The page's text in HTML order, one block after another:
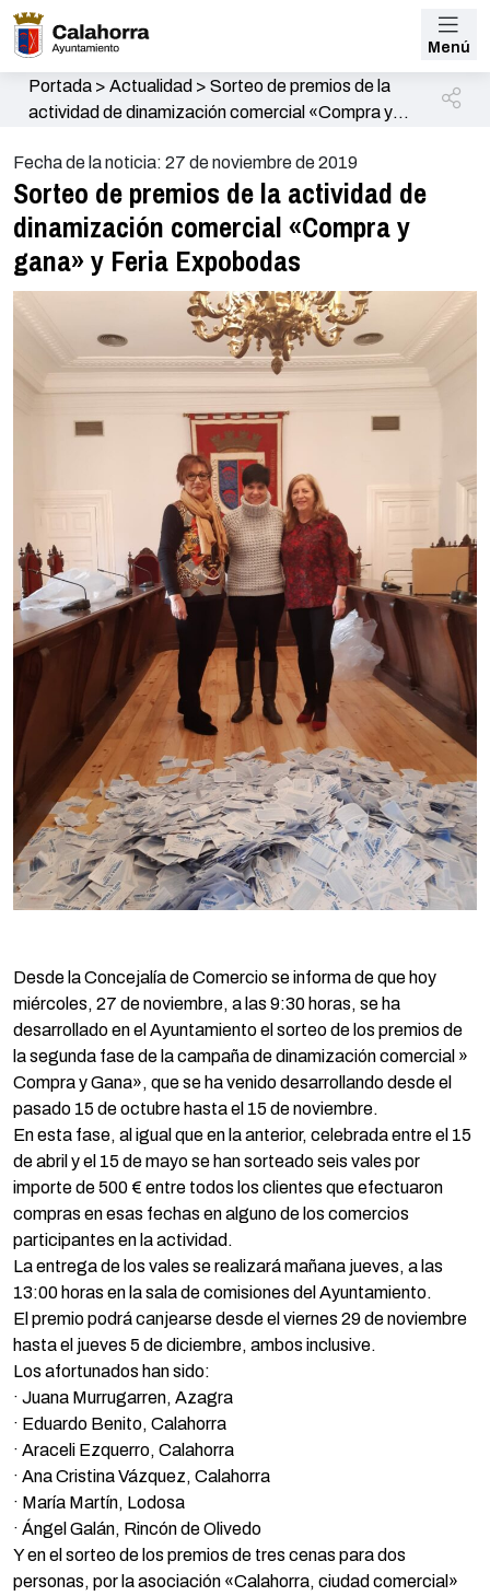
Menú
Portada> Actualidad > Sorteo de premios de la
actividad de dinamización comercial «Compra y
Fecha de la noticia: 27 de noviembre de 2019
Sorteo de premios de la actividad de
dinamización comercial «Compra y
gana» y Feria Expobodas
Desde la Concejalía de Comercio se informa de que hoy
miércoles, 27 de noviembre, a las 9:30 horas, se ha
desarrollado en el Ayuntamiento el sorteo de los premios de
la segunda fase de la campaña de dinamización comercial »
Compra y Gana», que se ha venido desarrollando desde el
pasado 15 de octubre hasta el 15 de noviembre.
En esta fase, al igual que en la anterior, celebrada entre el 15
de abril y el 15 de mayo se han sorteado seis vales por
importe de 500 € entre todos los clientes que efectuaron
compras en esas fechas en alguno de los comercios
participantes en la actividad.
La entrega de los vales se realizará mañana jueves, a las
13:00 horas en la sala de comisiones del Ayuntamiento.
El premio podrá canjearse desde el viernes 29 de noviembre
hasta el jueves 5 de diciembre, ambos inclusive.
Los afortunados han sido:
· Juana Murrugarren, Azagra
· Eduardo Benito, Calahorra
· Araceli Ezquerro, Calahorra
· Ana Cristina Vázquez, Calahorra
· María Martín, Lodosa
· Ángel Galán, Rincón de Olivedo
Y en el sorteo de los premios de tres cenas para dos
personas, por la asociación «Calahorra, ciudad comercial»